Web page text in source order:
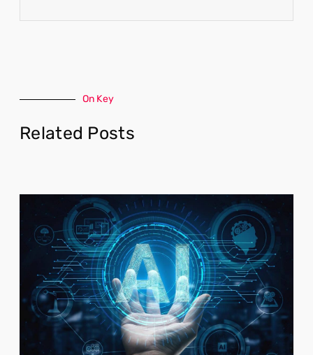
On Key
Related Posts